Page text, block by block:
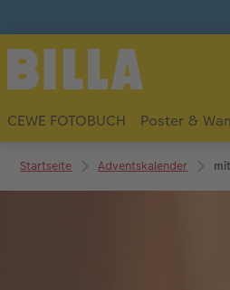
CEWE FOTOBUCH Poster &
Startseite Adventskalender